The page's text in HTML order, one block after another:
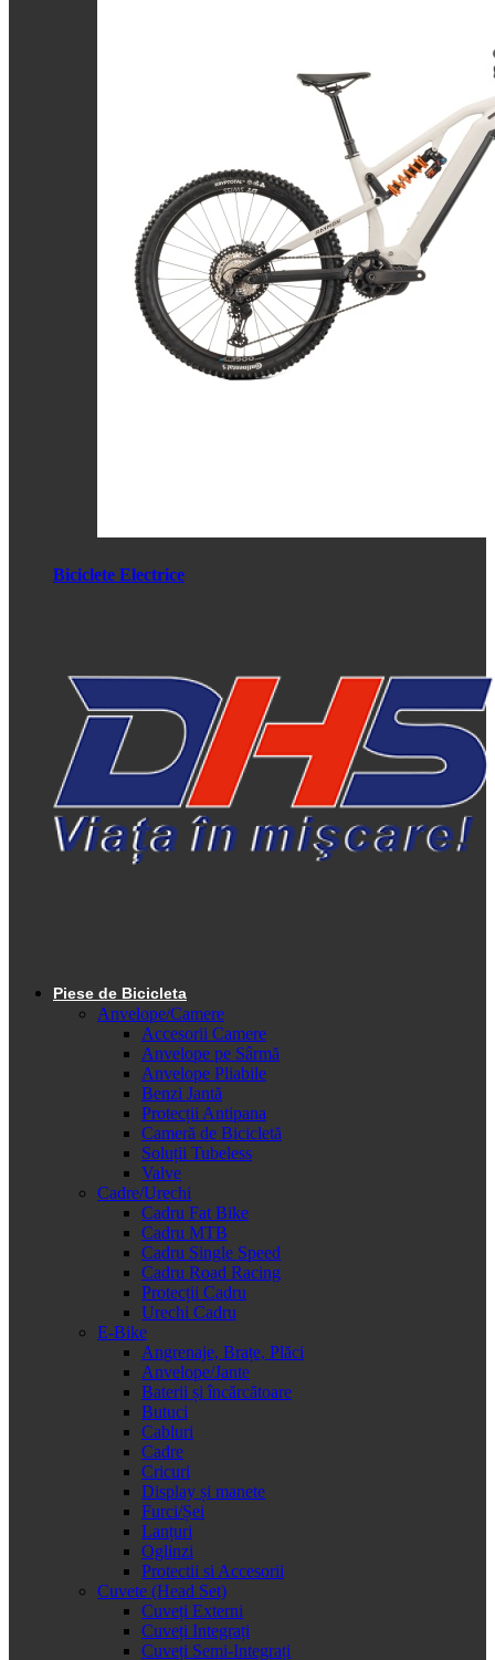
Biciclete Electrice
Piese de Bicicleta
Anvelope/Camere
Accesorii Camere
Anvelope pe Sârmă
Anvelope Pliabile
Benzi Jantă
Protecții Antipana
Cameră de Bicicletă
Soluții Tubeless
Valve
Cadre/Urechi
Cadru Fat Bike
Cadru MTB
Cadru Single Speed
Cadru Road Racing
Protecții Cadru
Urechi Cadru
E-Bike
Angrenaje, Brațe, Plăci
Anvelope/Jante
Baterii și încărcătoare
Butuci
Cabluri
Cadre
Cricuri
Display și manete
Furci/Șei
Lanțuri
Oglinzi
Protectii si Accesorii
Cuvete (Head Set)
Cuveți Externi
Cuveți Integrați
Cuveți Semi-Integrați